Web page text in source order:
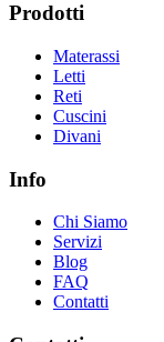
Prodotti
Materassi
Letti
Reti
Cuscini
Divani
Info
Chi Siamo
Servizi
Blog
FAQ
Contatti